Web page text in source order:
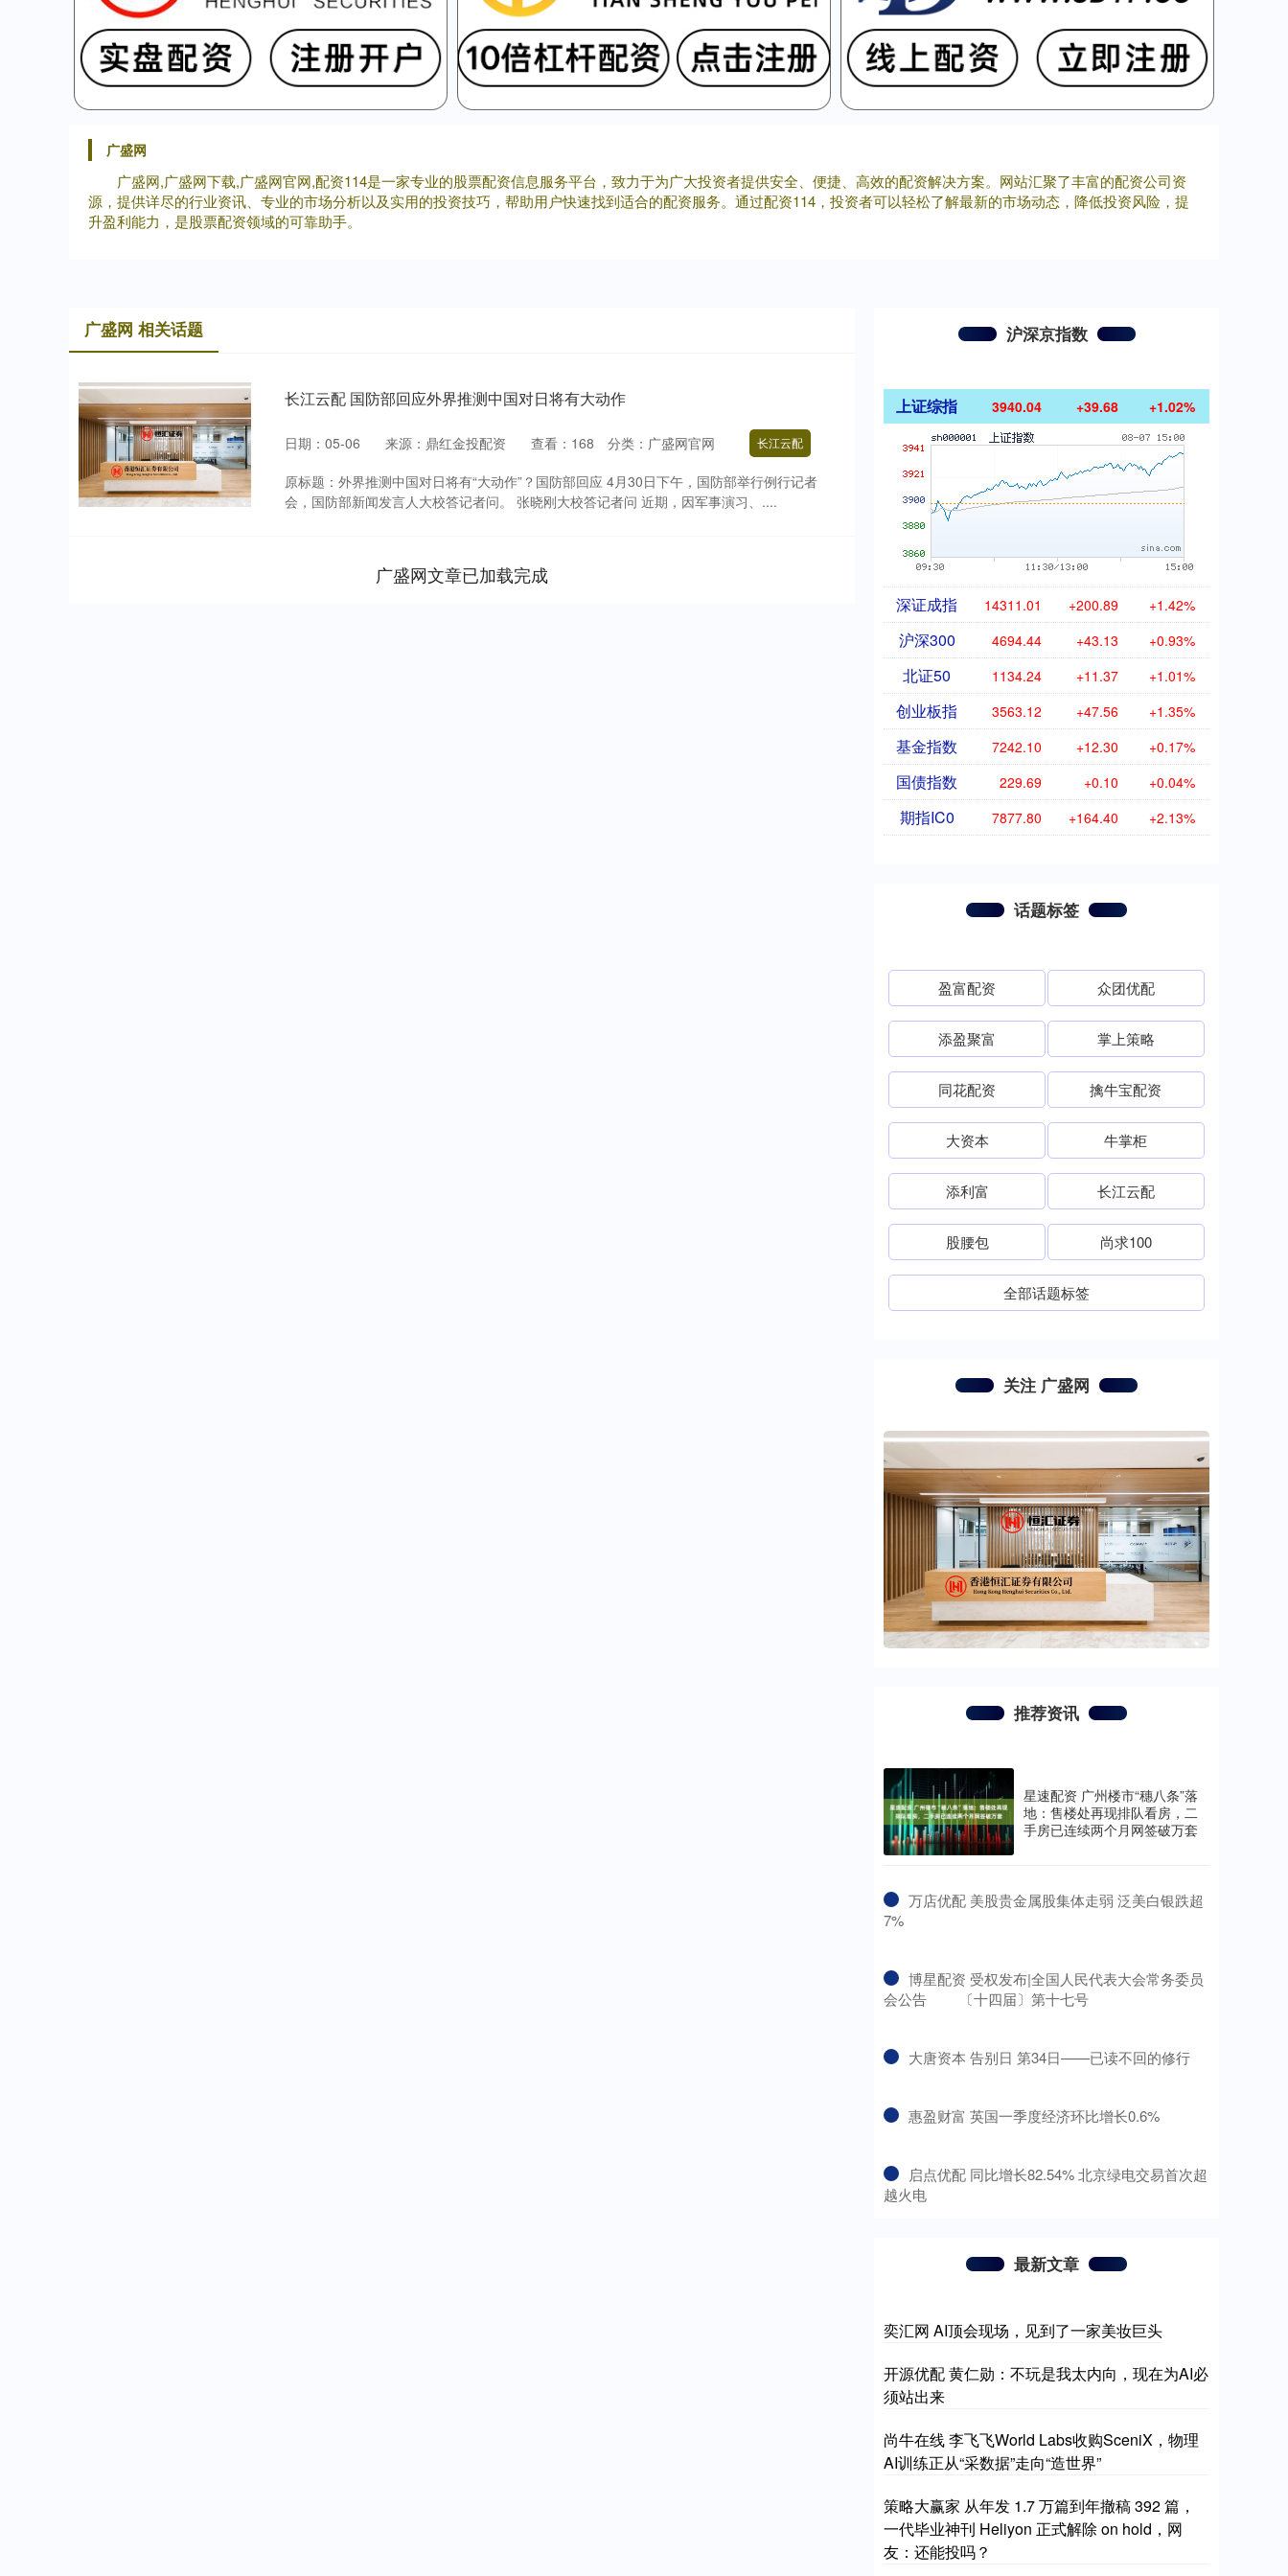
广盛网
广盛网,广盛网下载,广盛网官网,配资114是一家专业的股票配资信息服务平台，致力于为广大投资者提供安全、便捷、高效的配资解决方案。网站汇聚了丰富的配资公司资
源，提供详尽的行业资讯、专业的市场分析以及实用的投资技巧，帮助用户快速找到适合的配资服务。通过配资114，投资者可以轻松了解最新的市场动态，降低投资风险，提
升盈利能力，是股票配资领域的可靠助手。
广盛网 相关话题
长江云配 国防部回应外界推测中国对日将有大动作
日期：05-06 来源：鼎红金投配资 查看： 168 分类： 广盛网官网 长江云配
原标题：外界推测中国对日将有“大动作”？国防部回应 4月30日下午，国防部举行例行记者
会，国防部新闻发言人大校答记者问。 张晓刚大校答记者问 近期，因军事演习、....
广盛网文章已加载完成
沪深京指数
上证综指 3940.04 +39.68 +1.02%
深证成指 14311.01 +200.89 +1.42%
沪深300 4694.44 +43.13 +0.93%
北证50 1134.24 +11.37 +1.01%
创业板指 3563.12 +47.56 +1.35%
基金指数 7242.10 +12.30 +0.17%
国债指数 229.69 +0.10 +0.04%
期指IC0 7877.80 +164.40 +2.13%
话题标签
盈富配资 众团优配
添盈聚富 掌上策略
同花配资 擒牛宝配资
大资本 牛掌柜
添利富 长江云配
股腰包 尚求100
全部话题标签
关注 广盛网
推荐资讯
星速配资 广州楼市“穗八条”落
地：售楼处再现排队看房，二
手房已连续两个月网签破万套
​万店优配 美股贵金属股集体走弱 泛美白银跌超
7%
​博星配资 受权发布|全国人民代表大会常务委员
会公告 〔十四届〕第十七号
​大唐资本 告别日 第34日——已读不回的修行
​惠盈财富 英国一季度经济环比增长0.6%
​启点优配 同比增长82.54% 北京绿电交易首次超
越火电
最新文章
奕汇网 AI顶会现场，见到了一家美妆巨头
开源优配 黄仁勋：不玩是我太内向，现在为AI必
须站出来
尚牛在线 李飞飞World Labs收购SceniX，物理
AI训练正从“采数据”走向“造世界”
策略大赢家 从年发 1.7 万篇到年撤稿 392 篇，
一代毕业神刊 Heliyon 正式解除 on hold，网
友：还能投吗？